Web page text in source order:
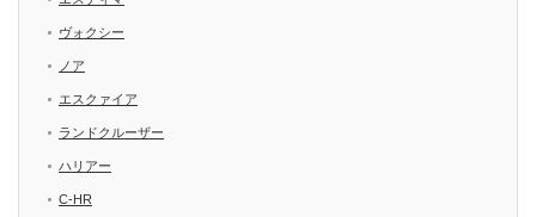
ヴォクシー
ノア
エスクァイア
ランドクルーザー
ハリアー
C-HR